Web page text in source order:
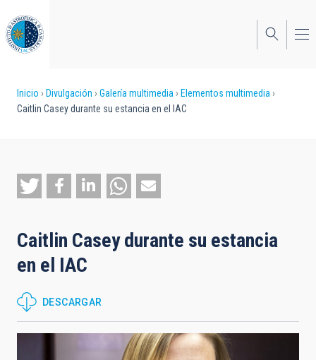
al
contenido
principal
Sobrescribir
enlaces
ayuda
a
navegación
Inicio Divulgación Galería multimedia
Elementos multimedia
Caitlin Casey durante su estancia en el IAC
Caitlin Casey durante su estancia
en el IAC
DESCARGAR